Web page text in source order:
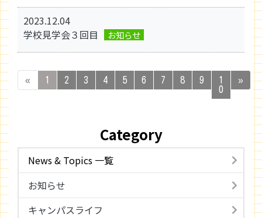
2023.12.04
学校見学会３回目
お知らせ
« 1 2 3 4 5 6 7 8 9
1
0
»
Category
News & Topics 一覧
お知らせ
キャンパスライフ